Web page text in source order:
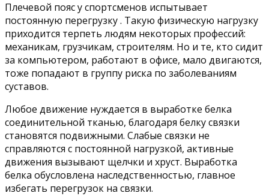
Плечевой пояс у спортсменов испытывает
постоянную перегрузку . Такую физическую нагрузку
приходится терпеть людям некоторых профессий:
механикам, грузчикам, строителям. Но и те, кто сидит
за компьютером, работают в офисе, мало двигаются,
тоже попадают в группу риска по заболеваниям
суставов.
Любое движение нуждается в выработке белка
соединительной тканью, благодаря белку связки
становятся подвижными. Слабые связки не
справляются с постоянной нагрузкой, активные
движения вызывают щелчки и хруст. Выработка
белка обусловлена наследственностью, главное
избегать перегрузок на связки.